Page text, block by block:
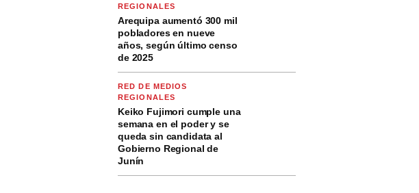
REGIONALES
Arequipa aumentó 300 mil
pobladores en nueve
años, según último censo
de 2025
RED DE MEDIOS
REGIONALES
Keiko Fujimori cumple una
semana en el poder y se
queda sin candidata al
Gobierno Regional de
Junín